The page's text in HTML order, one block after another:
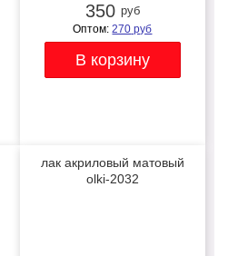
350 руб
Оптом:270 руб
лак акриловый матовый
olki-2032